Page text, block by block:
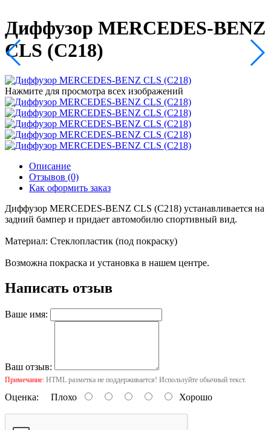
Диффузор MERCEDES-BENZ
CLS (C218)
Нажмите для просмотра всех изображений
Описание
Отзывов (0)
Как оформить заказ
Диффузор MERCEDES-BENZ CLS (C218) устанавливается на
задний бампер и придает автомобилю спортивный вид.
Материал: Стеклопластик (под покраску)
Возможна покраска и установка в нашем центре.
Написать отзыв
Ваше имя:
Ваш отзыв:
Примечание: HTML разметка не поддерживается! Используйте обычный текст.
Оценка: Плохо Хорошо